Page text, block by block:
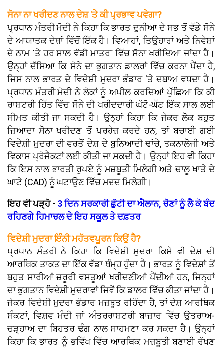
ਸੋਨਾ ਨਾ ਖਰੀਦਣ ਨਾਲ ਦੇਸ਼ 'ਤੇ ਕੀ ਪ੍ਰਭਾਵ ਪਵੇਗਾ?
ਪ੍ਰਧਾਨ ਮੰਤਰੀ ਮੋਦੀ ਨੇ ਕਿਹਾ ਕਿ ਭਾਰਤ ਦੁਨੀਆ ਦੇ ਸਭ ਤੋਂ ਵੱਡੇ ਸੋਨੇ
ਦੇ ਆਯਾਤਕ ਦੇਸ਼ਾਂ ਵਿੱਚੋਂ ਇੱਕ ਹੈ। ਵਿਆਹਾਂ, ਤਿਉਹਾਰਾਂ ਅਤੇ ਨਿਵੇਸ਼ਾਂ
ਦੇ ਨਾਮ 'ਤੇ ਹਰ ਸਾਲ ਵੱਡੀ ਮਾਤਰਾ ਵਿੱਚ ਸੋਨਾ ਖਰੀਦਿਆ ਜਾਂਦਾ ਹੈ।
ਉਨ੍ਹਾਂ ਦੱਸਿਆ ਕਿ ਸੋਨੇ ਦਾ ਭੁਗਤਾਨ ਡਾਲਰਾਂ ਵਿੱਚ ਕਰਨਾ ਪੈਂਦਾ ਹੈ,
ਜਿਸ ਨਾਲ ਭਾਰਤ ਦੇ ਵਿਦੇਸ਼ੀ ਮੁਦਰਾ ਭੰਡਾਰ 'ਤੇ ਦਬਾਅ ਵਧਦਾ ਹੈ।
ਪ੍ਰਧਾਨ ਮੰਤਰੀ ਮੋਦੀ ਨੇ ਲੋਕਾਂ ਨੂੰ ਅਪੀਲ ਕਰਦਿਆਂ ਪੁੱਛਿਆ ਕਿ ਕੀ
ਰਾਸ਼ਟਰੀ ਹਿੱਤ ਵਿੱਚ ਸੋਨੇ ਦੀ ਖਰੀਦਦਾਰੀ ਘੱਟੋ-ਘੱਟ ਇੱਕ ਸਾਲ ਲਈ
ਸੀਮਤ ਕੀਤੀ ਜਾ ਸਕਦੀ ਹੈ। ਉਨ੍ਹਾਂ ਕਿਹਾ ਕਿ ਜੇਕਰ ਲੋਕ ਬਹੁਤ
ਜ਼ਿਆਦਾ ਸੋਨਾ ਖਰੀਦਣ ਤੋਂ ਪਰਹੇਜ਼ ਕਰਦੇ ਹਨ, ਤਾਂ ਬਚਾਈ ਗਈ
ਵਿਦੇਸ਼ੀ ਮੁਦਰਾ ਦੀ ਵਰਤੋਂ ਦੇਸ਼ ਦੇ ਬੁਨਿਆਦੀ ਢਾਂਚੇ, ਤਕਨਾਲੋਜੀ ਅਤੇ
ਵਿਕਾਸ ਪ੍ਰੋਜੈਕਟਾਂ ਲਈ ਕੀਤੀ ਜਾ ਸਕਦੀ ਹੈ। ਉਨ੍ਹਾਂ ਇਹ ਵੀ ਕਿਹਾ
ਕਿ ਇਸ ਨਾਲ ਭਾਰਤੀ ਰੁਪਏ ਨੂੰ ਮਜ਼ਬੂਤੀ ਮਿਲੇਗੀ ਅਤੇ ਚਾਲੂ ਖਾਤੇ ਦੇ
ਘਾਟੇ (CAD) ਨੂੰ ਘਟਾਉਣ ਵਿੱਚ ਮਦਦ ਮਿਲੇਗੀ।
ਇਹ ਵੀ ਪੜ੍ਹੋ - 3 ਦਿਨ ਸਰਕਾਰੀ ਛੁੱਟੀ ਦਾ ਐਲਾਨ, ਚੋਣਾਂ ਨੂੰ ਲੈ ਕੇ ਬੰਦ
ਰਹਿਣਗੇ ਹਿਮਾਚਲ ਦੇ ਇਹ ਸਕੂਲ ਤੇ ਦਫ਼ਤਰ
ਵਿਦੇਸ਼ੀ ਮੁਦਰਾ ਇੰਨੀ ਮਹੱਤਵਪੂਰਨ ਕਿਉਂ ਹੈ?
ਪ੍ਰਧਾਨ ਮੰਤਰੀ ਨੇ ਕਿਹਾ ਕਿ ਵਿਦੇਸ਼ੀ ਮੁਦਰਾ ਕਿਸੇ ਵੀ ਦੇਸ਼ ਦੀ
ਆਰਥਿਕ ਤਾਕਤ ਦਾ ਇੱਕ ਵੱਡਾ ਥੰਮ੍ਹ ਹੁੰਦਾ ਹੈ। ਭਾਰਤ ਨੂੰ ਵਿਦੇਸ਼ਾਂ ਤੋਂ
ਬਹੁਤ ਸਾਰੀਆਂ ਜ਼ਰੂਰੀ ਵਸਤੂਆਂ ਖਰੀਦਣੀਆਂ ਪੈਂਦੀਆਂ ਹਨ, ਜਿਨ੍ਹਾਂ
ਦਾ ਭੁਗਤਾਨ ਵਿਦੇਸ਼ੀ ਮੁਦਰਾਵਾਂ ਜਿਵੇਂ ਕਿ ਡਾਲਰ ਵਿੱਚ ਕੀਤਾ ਜਾਂਦਾ ਹੈ।
ਜੇਕਰ ਵਿਦੇਸ਼ੀ ਮੁਦਰਾ ਭੰਡਾਰ ਮਜ਼ਬੂਤ ​​ਰਹਿੰਦਾ ਹੈ, ਤਾਂ ਦੇਸ਼ ਆਰਥਿਕ
ਸੰਕਟਾਂ, ਵਿਸ਼ਵ ਮੰਦੀ ਜਾਂ ਅੰਤਰਰਾਸ਼ਟਰੀ ਬਾਜ਼ਾਰ ਵਿੱਚ ਉਤਰਾਅ-
ਚੜ੍ਹਾਅ ਦਾ ਬਿਹਤਰ ਢੰਗ ਨਾਲ ਸਾਹਮਣਾ ਕਰ ਸਕਦਾ ਹੈ। ਉਨ੍ਹਾਂ
ਕਿਹਾ ਕਿ ਭਾਰਤ ਨੂੰ ਭਵਿੱਖ ਵਿੱਚ ਆਰਥਿਕ ਮਜ਼ਬੂਤੀ ਬਣਾਈ ਰੱਖਣ